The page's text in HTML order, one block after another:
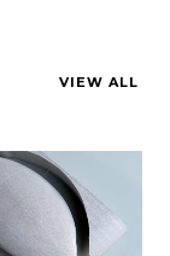
VIEW ALL